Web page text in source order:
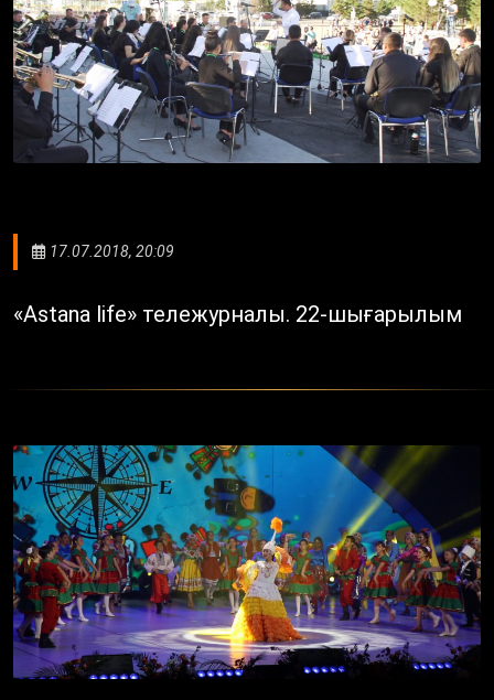
17.07.2018, 20:09
«Astana life» тележурналы. 22-шығарылым